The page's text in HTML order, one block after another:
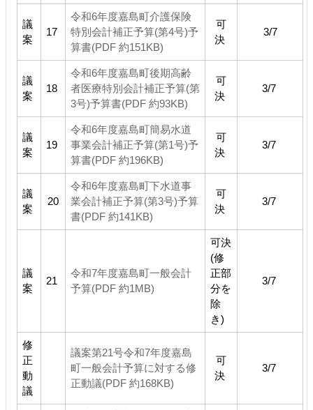
議
案
17
令和6年度嘉島町介護保険
特別会計補正予算(第4号)予
算書(PDF 約151KB)
可
決
3/7
議
案
18
令和6年度嘉島町後期高齢
者医療特別会計補正予算(第
3号)予算書(PDF 約93KB)
可
決
3/7
議
案
19
令和6年度嘉島町簡易水道
事業会計補正予算(第1号)予
算書(PDF 約196KB)
可
決
3/7
議
案
20
令和6年度嘉島町下水道事
業会計補正予算(第3号)予算
書(PDF 約141KB)
可
決
3/7
議
案
21
令和7年度嘉島町一般会計
予算(PDF 約1MB)
可決
(修
正部
分を
除
き)
3/7
修
正
動
議
議案第21号令和7年度嘉島
町一般会計予算に対する修
正動議(PDF 約168KB)
可
決
3/7